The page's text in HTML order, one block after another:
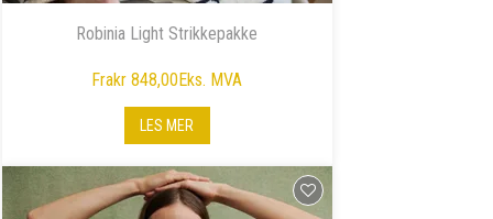
Robinia Light Strikkepakke
Frakr 848,00Eks. MVA
LES MER